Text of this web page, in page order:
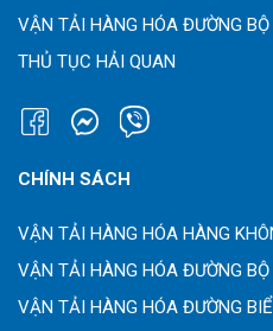
VẬN TẢI HÀNG HÓA ĐƯỜNG BỘ
THỦ TỤC HẢI QUAN
CHÍNH SÁCH
VẬN TẢI HÀNG HÓA HÀNG
VẬN TẢI HÀNG HÓA ĐƯỜNG BỘ
VẬN TẢI HÀNG HÓA ĐƯỜNG